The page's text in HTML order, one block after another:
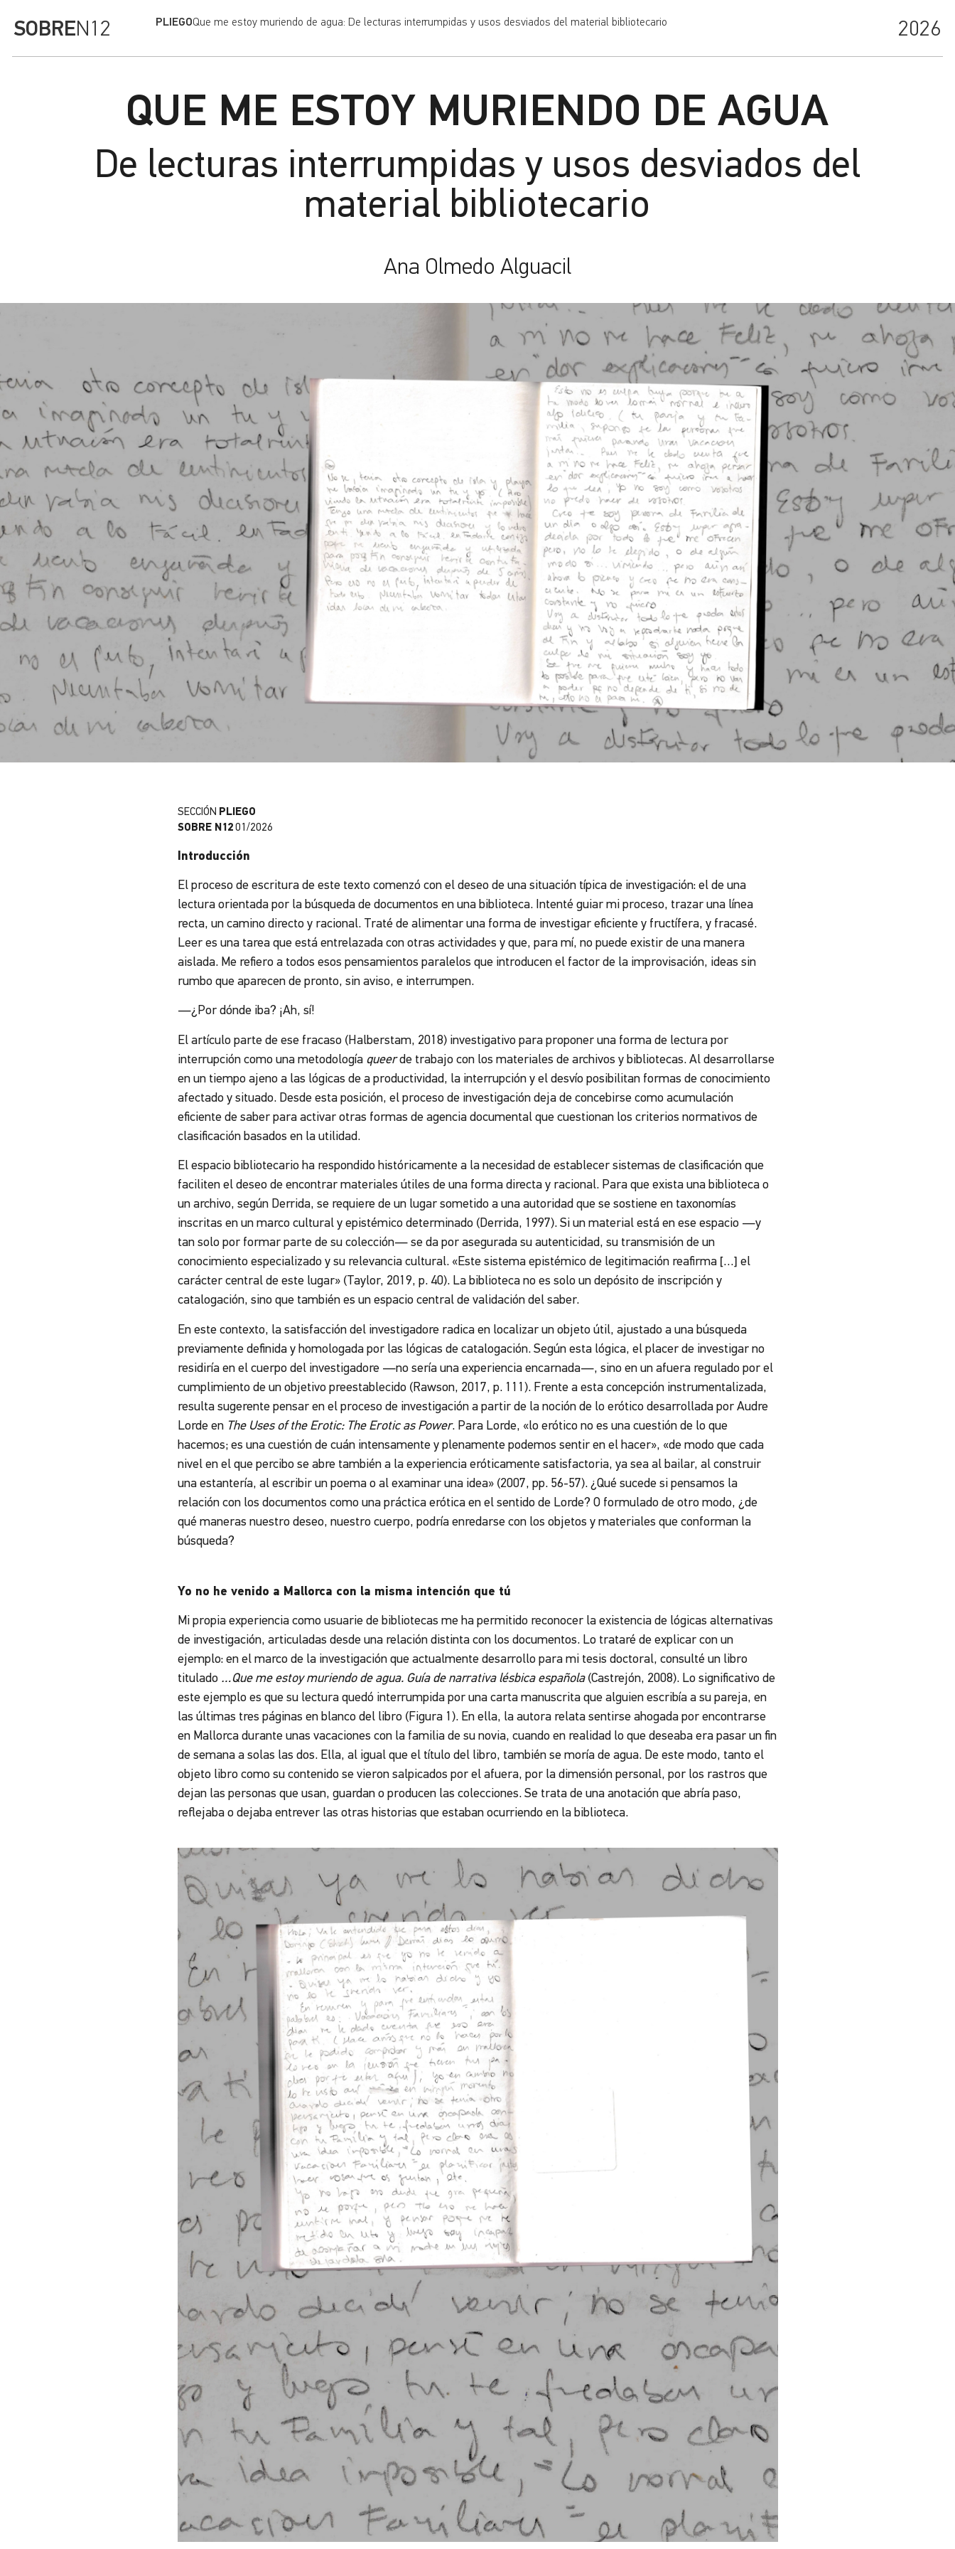
SOBREN12 PLIEGOQue me estoy muriendo de agua: De lecturas interrumpidas y usos desviados del material bibliotecario 2026
QUE ME ESTOY MURIENDO DE AGUA
De lecturas interrumpidas y usos desviados del
material bibliotecario
Ana Olmedo Alguacil
SECCIÓN PLIEGO
SOBRE N1201/2026
Introducción
El proceso de escritura de este texto comenzó con el deseo de una situación típica de investigación: el de una
lectura orientada por la búsqueda de documentos en una biblioteca. Intenté guiar mi proceso, trazar una línea
recta, un camino directo y racional. Traté de alimentar una forma de investigar eficiente y fructífera, y fracasé.
Leer es una tarea que está entrelazada con otras actividades y que, para mí, no puede existir de una manera
aislada. Me refiero a todos esos pensamientos paralelos que introducen el factor de la improvisación, ideas sin
rumbo que aparecen de pronto, sin aviso, e interrumpen.
—¿Por dónde iba? ¡Ah, sí!
El artículo parte de ese fracaso (Halberstam, 2018) investigativo para proponer una forma de lectura por
interrupción como una metodología queerde trabajo con los materiales de archivos y bibliotecas. Al desarrollarse
en un tiempo ajeno a las lógicas de a productividad, la interrupción y el desvío posibilitan formas de conocimiento
afectado y situado. Desde esta posición, el proceso de investigación deja de concebirse como acumulación
eficiente de saber para activar otras formas de agencia documental que cuestionan los criterios normativos de
clasificación basados en la utilidad.
El espacio bibliotecario ha respondido históricamente a la necesidad de establecer sistemas de clasificación que
faciliten el deseo de encontrar materiales útiles de una forma directa y racional. Para que exista una biblioteca o
un archivo, según Derrida, se requiere de un lugar sometido a una autoridad que se sostiene en taxonomías
inscritas en un marco cultural y epistémico determinado (Derrida, 1997). Si un material está en ese espacio —y
tan solo por formar parte de su colección— se da por asegurada su autenticidad, su transmisión de un
conocimiento especializado y su relevancia cultural. «Este sistema epistémico de legitimación reafirma […] el
carácter central de este lugar»(Taylor, 2019, p. 40). La biblioteca no es solo un depósito de inscripción y
catalogación, sino que también es un espacio central de validación del saber.
En este contexto, la satisfacción del investigadore radica en localizar un objeto útil, ajustado a una búsqueda
previamente definida y homologada por las lógicas de catalogación. Según esta lógica, el placer de investigar no
residiría en el cuerpo del investigadore —no sería una experiencia encarnada—, sino en un afuera regulado por el
cumplimiento de un objetivo preestablecido (Rawson, 2017, p. 111). Frente a esta concepción instrumentalizada,
resulta sugerente pensar en el proceso de investigación a partir de la noción de lo erótico desarrollada por Audre
Lorde enThe Uses of the Erotic: The Erotic as Power. Para Lorde, «lo erótico no es una cuestión de lo que
hacemos; es una cuestión de cuán intensamente y plenamente podemos sentir en el hacer», «de modo que cada
nivel en el que percibo se abre también a la experiencia eróticamente satisfactoria, ya sea al bailar, al construir
una estantería, al escribir un poema o al examinar una idea» (2007, pp. 56-57). ¿Qué sucede si pensamos la
relación con los documentos como una práctica erótica en el sentido de Lorde? O formulado de otro modo, ¿de
qué maneras nuestro deseo, nuestro cuerpo, podría enredarse con los objetos y materiales que conforman la
búsqueda?
Yo no he venido a Mallorca con la misma intención que tú
Mi propia experiencia como usuarie de bibliotecas me ha permitido reconocer la existencia de lógicas alternativas
de investigación, articuladas desde una relación distinta con los documentos. Lo trataré de explicar con un
ejemplo: en el marco de la investigación que actualmente desarrollo para mi tesis doctoral, consulté un libro
titulado …Que me estoy muriendo de agua. Guía de narrativa lésbica española (Castrejón, 2008). Lo significativo de
este ejemplo es que su lectura quedó interrumpida por una carta manuscrita que alguien escribía a su pareja, en
las últimas tres páginas en blanco del libro (Figura 1). En ella, la autora relata sentirse ahogada por encontrarse
en Mallorca durante unas vacaciones con la familia de su novia, cuando en realidad lo que deseaba era pasar un fin
de semana a solas las dos. Ella, al igual que el título del libro, también se moría de agua. De este modo, tanto el
objeto libro como su contenido se vieron salpicados por el afuera, por la dimensión personal, por los rastros que
dejan las personas que usan, guardan o producen las colecciones. Se trata de una anotación que abría paso,
reflejaba o dejaba entrever las otras historias que estaban ocurriendo en la biblioteca.